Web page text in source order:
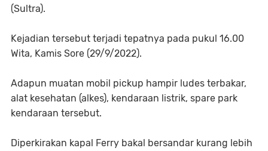
(Sultra).
Kejadian tersebut terjadi tepatnya pada pukul 16.00
Wita, Kamis Sore (29/9/2022).
Adapun muatan mobil pickup hampir ludes terbakar,
alat kesehatan (alkes), kendaraan listrik, spare park
kendaraan tersebut.
Diperkirakan kapal Ferry bakal bersandar kurang lebih